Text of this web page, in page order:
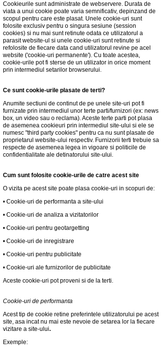
Cookieurile sunt administrate de webservere. Durata de
viata a unui cookie poate varia semnificativ, depinzand de
scopul pentru care este plasat. Unele cookie-uri sunt
folosite exclusiv pentru o singura sesiune (session
cookies) si nu mai sunt retinute odata ce utilizatorul a
parasit website-ul si unele cookie-uri sunt retinute si
refolosite de fiecare data cand utilizatorul revine pe acel
website ('cookie-uri permanente'). Cu toate acestea,
cookie-urile pot fi sterse de un utilizator in orice moment
prin intermediul setarilor browserului.
Ce sunt cookie-urile plasate de terti?
Anumite sectiuni de continut de pe unele site-uri pot fi
furnizate prin intermediul unor terte parti/furnizori (ex: news
box, un video sau o reclama). Aceste terte parti pot plasa
de asemenea cookieuri prin intermediul site-ului si ele se
numesc "third party cookies" pentru ca nu sunt plasate de
proprietarul website-ului respectiv. Furnizorii terti trebuie sa
respecte de asemenea legea in vigoare si politicile de
confidentialitate ale detinatorului site-ului.
Cum sunt folosite cookie-urile de catre acest site
O vizita pe acest site poate plasa cookie-uri in scopuri de:
• Cookie-uri de performanta a site-ului
• Cookie-uri de analiza a vizitatorilor
• Cookie-uri pentru geotargetting
• Cookie-uri de inregistrare
• Cookie-uri pentru publicitate
• Cookie-uri ale furnizorilor de publicitate
Aceste cookie-uri pot proveni si de la terti.
Cookie-uri de performanta
Acest tip de cookie retine preferintele utilizatorului pe acest
site, asa incat nu mai este nevoie de setarea lor la fiecare
vizitare a site-ului.
Exemple: